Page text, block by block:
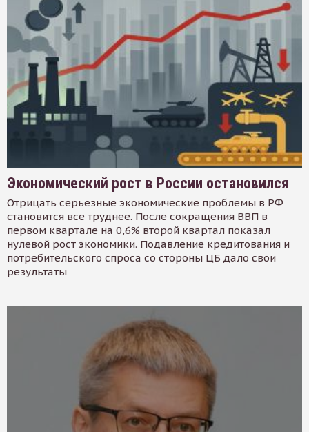
Экономический рост в России остановился
Отрицать серьезные экономические проблемы в РФ
становится все труднее. После сокращения ВВП в
первом квартале на 0,6% второй квартал показал
нулевой рост экономики. Подавление кредитования и
потребительского спроса со стороны ЦБ дало свои
результаты